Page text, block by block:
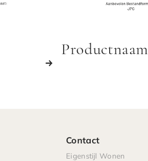
Productnaam
Contact
Eigenstijl Wonen